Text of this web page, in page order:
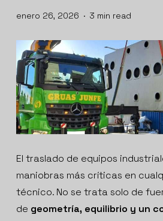
enero 26, 2026 3 min read
El traslado de equipos
maniobras más críticas en
técnico. No se trata solo de
de geometría, equilibrio y un